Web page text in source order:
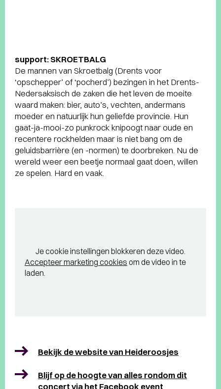
support: SKROETBALG
De mannen van Skroetbalg (Drents voor
‘opschepper’ of ‘pocherd’) bezingen in het Drents-
Nedersaksisch de zaken die het leven de moeite
waard maken: bier, auto’s, vechten, andermans
moeder en natuurlijk hun geliefde provincie. Hun
gaat-ja-mooi-zo punkrock knipoogt naar oude en
recentere rockhelden maar is niet bang om de
geluidsbarrière (en -normen) te doorbreken. Nu de
wereld weer een beetje normaal gaat doen, willen
ze spelen. Hard en vaak.
Je cookie instellingen blokkeren deze video.
Accepteer marketing cookies om de video in te
laden.
Bekijk de website van Heideroosjes
Blijf op de hoogte van alles rondom dit
concert via het Facebook event